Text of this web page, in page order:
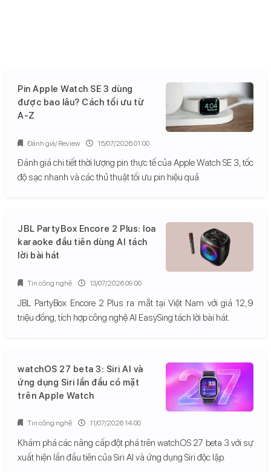
Pin Apple Watch SE 3 dùng
được bao lâu? Cách tối ưu từ
A-Z
Đánh giá chi tiết thời lượng pin thực tế của Apple Watch SE 3, tốc
độ sạc nhanh và các thủ thuật tối ưu pin hiệu quả.
Đánh giá/ Review 15/07/2026 01:00
JBL PartyBox Encore 2 Plus: loa
karaoke đầu tiên dùng AI tách
lời bài hát
JBL PartyBox Encore 2 Plus ra mắt tại Việt Nam với giá 12,9
triệu đồng, tích hợp công nghệ AI EasySing tách lời bài hát.
Tin công nghệ 13/07/2026 09:00
watchOS 27 beta 3: Siri AI và
ứng dụng Siri lần đầu có mặt
trên Apple Watch
Khám phá các nâng cấp đột phá trên watchOS 27 beta 3 với sự
xuất hiện lần đầu tiên của Siri AI và ứng dụng Siri độc lập.
Tin công nghệ 11/07/2026 14:00